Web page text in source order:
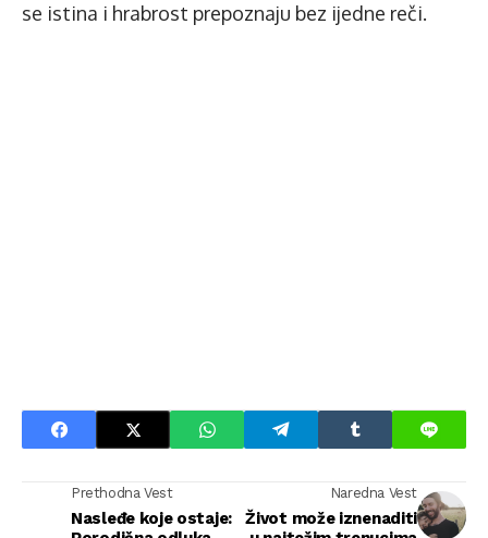
se istina i hrabrost prepoznaju bez ijedne reči.
Prethodna Vest
Nasleđe koje ostaje:
Naredna Vest
Život može iznenaditi